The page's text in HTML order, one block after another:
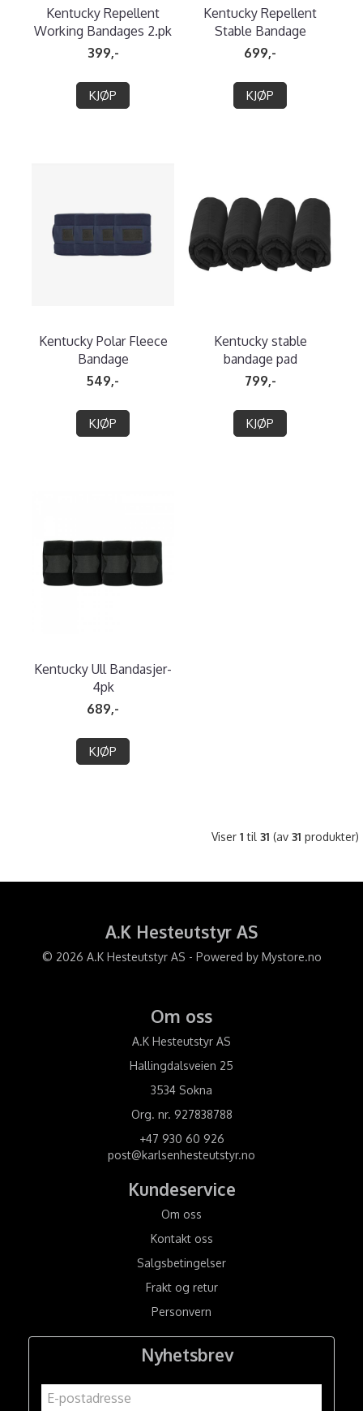
Kentucky Repellent
Working Bandages 2.pk
399,-
KJØP
Kentucky Repellent
Stable Bandage
699,-
KJØP
Kentucky Polar Fleece
Bandage
549,-
KJØP
Kentucky stable
bandage pad
799,-
KJØP
Kentucky Ull Bandasjer-
4pk
689,-
KJØP
Viser 1 til 31 (av 31 produkter)
A.K Hesteutstyr AS
© 2026 A.K Hesteutstyr AS - Powered by Mystore.no
Om oss
A.K Hesteutstyr AS
Hallingdalsveien 25
3534 Sokna
Org. nr. 927838788
+47 930 60 926
post@karlsenhesteutstyr.no
Kundeservice
Om oss
Kontakt oss
Salgsbetingelser
Frakt og retur
Personvern
Nyhetsbrev